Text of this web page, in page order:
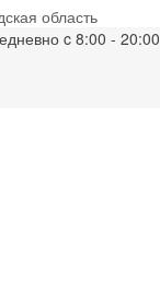
область
c 8:00 - 20:00